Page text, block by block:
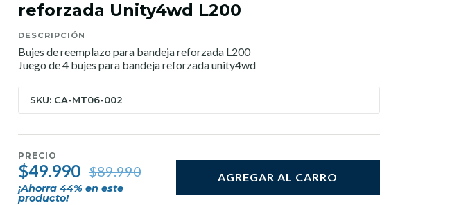
reforzada Unity4wd L200
DESCRIPCIÓN
Bujes de reemplazo para bandeja reforzada L200
Juego de 4 bujes para bandeja reforzada unity4wd
SKU: CA-MT06-002
PRECIO
$49.990 $89.990
¡Ahorra 44% en este
producto!
AGREGAR AL CARRO